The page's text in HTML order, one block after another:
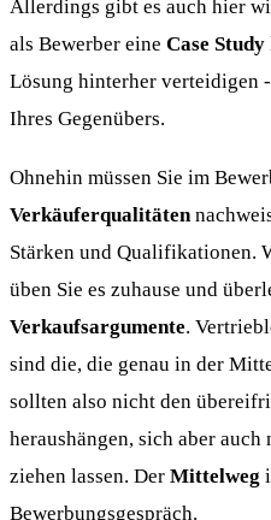
Allerdings gibt es auch hier
als Bewerber eine Case Study
Lösung hinterher verteidigen
Ihres Gegenübers.
Ohnehin müssen Sie im
Verkäuferqualitäten
Stärken und Qualifikationen.
üben Sie es zuhause und
Verkaufsargumente.
sind die, die genau in der
sollten also nicht den
heraushängen, sich aber
ziehen lassen. Der Mittelweg
Bewerbungsgespräch.